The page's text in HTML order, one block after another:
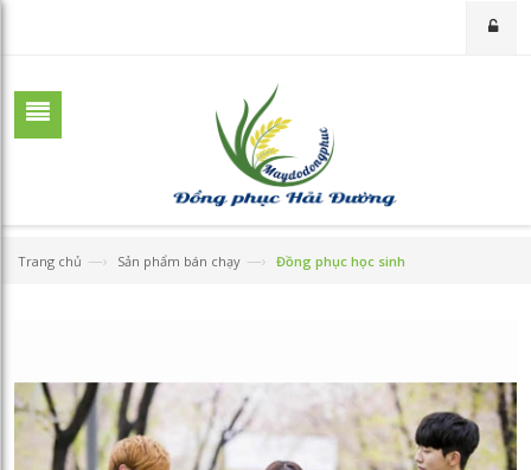
Trang chủ —› Sản phẩm bán chạy —› Đồng phục học sinh